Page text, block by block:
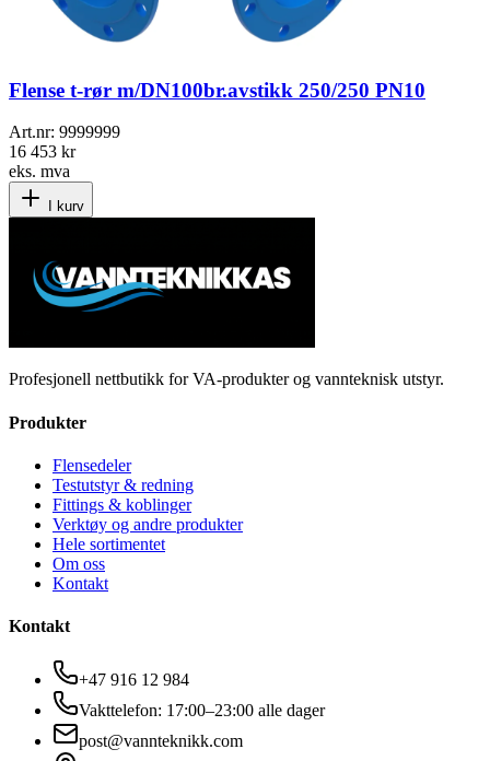
Flense t-rør m/DN100br.avstikk 250/250 PN10
Art.nr: 9999999
16 453 kr
eks. mva
I kurv
Profesjonell nettbutikk for VA-produkter og vannteknisk utstyr.
Produkter
Flensedeler
Testutstyr & redning
Fittings & koblinger
Verktøy og andre produkter
Hele sortimentet
Om oss
Kontakt
Kontakt
+47 916 12 984
Vakttelefon: 17:00–23:00 alle dager
post@vannteknikk.com